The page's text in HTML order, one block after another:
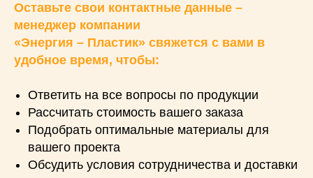
Оставьте свои контактные данные –
менеджер компании
«Энергия – Пластик» свяжется с вами в
удобное время, чтобы:
Ответить на все вопросы по продукции
Рассчитать стоимость вашего заказа
Подобрать оптимальные материалы для
вашего проекта
Обсудить условия сотрудничества и доставки